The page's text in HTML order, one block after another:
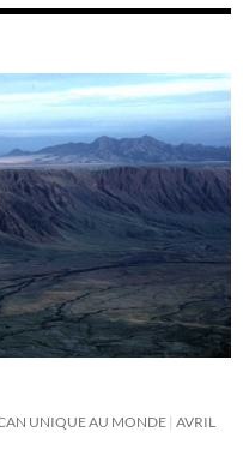
UNIQUE AU MONDE AVRIL